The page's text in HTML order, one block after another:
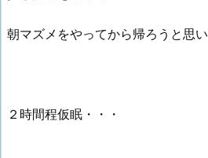
朝マズメをやってから帰ろうと思い
２時間程仮眠・・・